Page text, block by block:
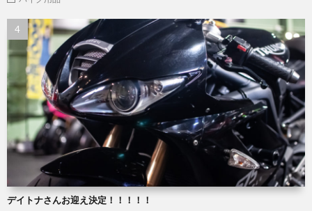
デイトナさんお迎え決定！！！！！